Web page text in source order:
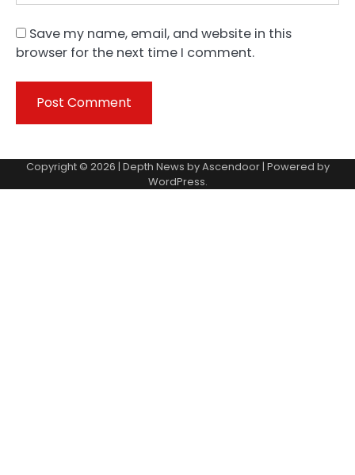
Save my name, email, and website in this
browser for the next time I comment.
Copyright © 2026 | Depth News byAscendoor| Powered by
WordPress.